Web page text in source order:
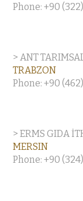
Phone: +90
> ANT
TRABZON
Phone: +90
> ERMS GIDA
MERSIN
Phone: +90